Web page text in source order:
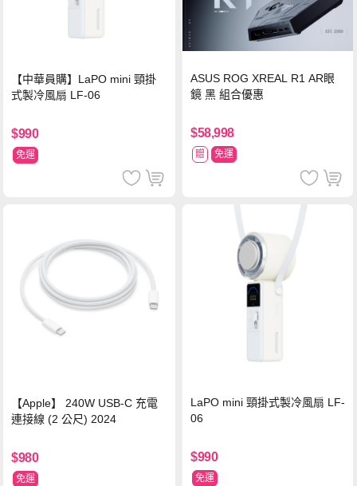
【中華員購】LaPO mini 頸掛
式製冷風扇 LF-06
$990
免運
ASUS ROG XREAL R1 AR眼
鏡 黑 組合優惠
$58,998
贈 免運
【Apple】 240W USB-C 充電
連接線 (2 公尺) 2024
$980
免運
LaPO mini 頸掛式製冷風扇 LF-
06
$990
免運